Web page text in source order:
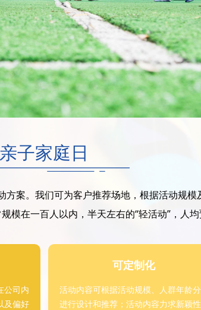
案。我们可为客户推荐场地，根据活动规模
在一百人以内，半天左右的“轻活动”，人均
亲子家庭日
公司内
及偏好
可定制化
活动内容可根据活动规模、人群年龄
进行设计和推荐；活动内容力求新颖